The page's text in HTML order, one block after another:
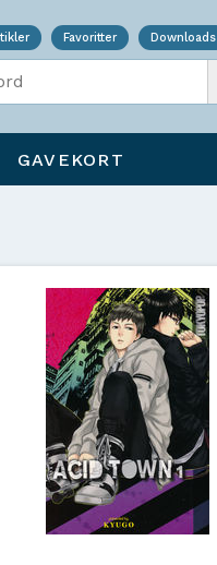
Favoritter Downloads
GAVEKORT